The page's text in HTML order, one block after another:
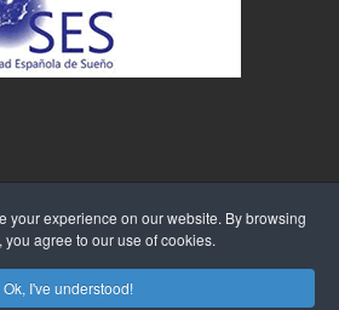
your experience on our website. By browsing
you agree to our use of cookies.
Ok, I've understood!